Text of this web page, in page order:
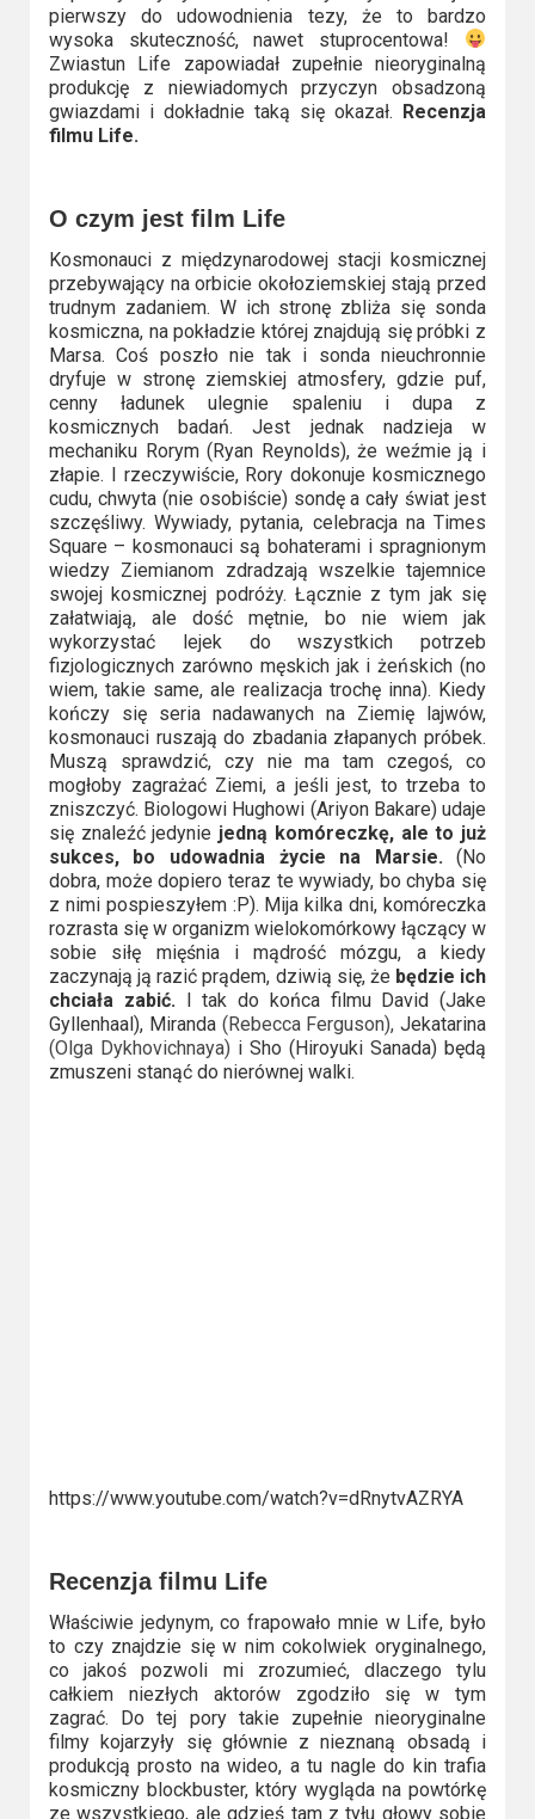
faktach
Thrillery
Streaming
Prime
Video
Apple
TV
+
Disney+
HBO
Max
Netflix
Sky
Showtime
Podsumowania
2023
2022
2021
2020
2019
2018
2016
pierwszy do udowodnienia tezy, że to bardzo
wysoka skuteczność, nawet stuprocentowa!
Zwiastun Life zapowiadał zupełnie nieoryginalną
produkcję z niewiadomych przyczyn obsadzoną
gwiazdami i dokładnie taką się okazał. Recenzja
filmu Life.
O czym jest film Life
Kosmonauci z międzynarodowej stacji kosmicznej
przebywający na orbicie okołoziemskiej stają przed
trudnym zadaniem. W ich stronę zbliża się sonda
kosmiczna, na pokładzie której znajdują się próbki z
Marsa. Coś poszło nie tak i sonda nieuchronnie
dryfuje w stronę ziemskiej atmosfery, gdzie puf,
cenny ładunek ulegnie spaleniu i dupa z
kosmicznych badań. Jest jednak nadzieja w
mechaniku Rorym (Ryan Reynolds), że weźmie ją i
złapie. I rzeczywiście, Rory dokonuje kosmicznego
cudu, chwyta (nie osobiście) sondę a cały świat jest
szczęśliwy. Wywiady, pytania, celebracja na Times
Square – kosmonauci są bohaterami i spragnionym
wiedzy Ziemianom zdradzają wszelkie tajemnice
swojej kosmicznej podróży. Łącznie z tym jak się
załatwiają, ale dość mętnie, bo nie wiem jak
wykorzystać lejek do wszystkich potrzeb
fizjologicznych zarówno męskich jak i żeńskich (no
wiem, takie same, ale realizacja trochę inna). Kiedy
kończy się seria nadawanych na Ziemię lajwów,
kosmonauci ruszają do zbadania złapanych próbek.
Muszą sprawdzić, czy nie ma tam czegoś, co
mogłoby zagrażać Ziemi, a jeśli jest, to trzeba to
zniszczyć. Biologowi Hughowi (Ariyon Bakare) udaje
się znaleźć jedynie jedną komóreczkę, ale to już
sukces, bo udowadnia życie na Marsie. (No
dobra, może dopiero teraz te wywiady, bo chyba się
z nimi pospieszyłem :P). Mija kilka dni, komóreczka
rozrasta się w organizm wielokomórkowy łączący w
sobie siłę mięśnia i mądrość mózgu, a kiedy
zaczynają ją razić prądem, dziwią się, że będzie ich
chciała zabić. I tak do końca filmu David (Jake
Gyllenhaal), Miranda (Rebecca Ferguson), Jekatarina
(Olga Dykhovichnaya) i Sho (Hiroyuki Sanada) będą
zmuszeni stanąć do nierównej walki.
https://www.youtube.com/watch?v=dRnytvAZRYA
Recenzja filmu Life
Właściwie jedynym, co frapowało mnie w Life, było
to czy znajdzie się w nim cokolwiek oryginalnego,
co jakoś pozwoli mi zrozumieć, dlaczego tylu
całkiem niezłych aktorów zgodziło się w tym
zagrać. Do tej pory takie zupełnie nieoryginalne
filmy kojarzyły się głównie z nieznaną obsadą i
produkcją prosto na wideo, a tu nagle do kin trafia
kosmiczny blockbuster, który wygląda na powtórkę
ze wszystkiego, ale gdzieś tam z tyłu głowy sobie